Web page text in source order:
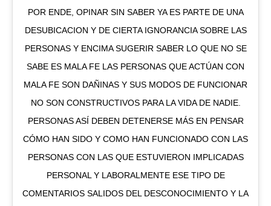
POR ENDE, OPINAR SIN SABER YA ES PARTE DE UNA
DESUBICACION Y DE CIERTA IGNORANCIA SOBRE LAS
PERSONAS Y ENCIMA SUGERIR SABER LO QUE NO SE
SABE ES MALA FE LAS PERSONAS QUE ACTÚAN CON
MALA FE SON DAÑINAS Y SUS MODOS DE FUNCIONAR
NO SON CONSTRUCTIVOS PARA LA VIDA DE NADIE.
PERSONAS ASÍ DEBEN DETENERSE MÁS EN PENSAR
CÓMO HAN SIDO Y COMO HAN FUNCIONADO CON LAS
PERSONAS CON LAS QUE ESTUVIERON IMPLICADAS
PERSONAL Y LABORALMENTE ESE TIPO DE
COMENTARIOS SALIDOS DEL DESCONOCIMIENTO Y LA